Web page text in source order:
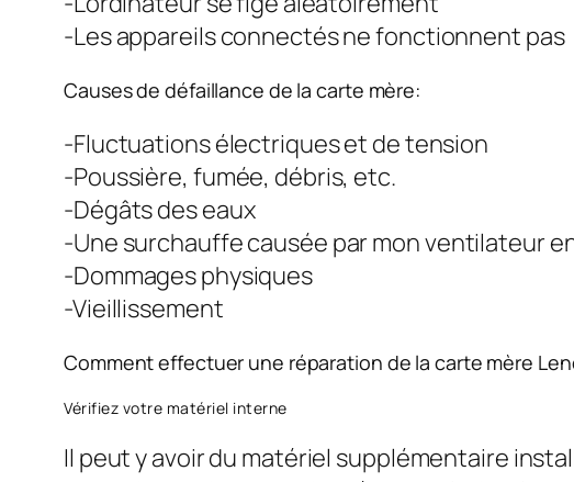
-Les appareils connectés ne fonctionnent pas
Causes de défaillance de la carte mère:
-Fluctuations électriques et de tension
-Poussière, fumée, débris, etc.
-Dégâts des eaux
-Une surchauffe causée par mon ventilateur
-Dommages physiques
-Vieillissement
Comment effectuer une réparation de la carte mère
Vérifiez votre matériel interne
Il peut y avoir du matériel supplémentaire